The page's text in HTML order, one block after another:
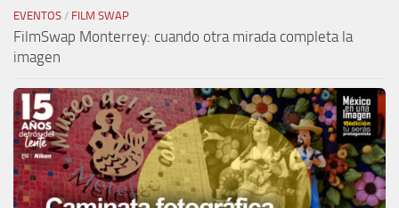
EVENTOS / FILM SWAP
FilmSwap Monterrey: cuando otra mirada completa la
imagen